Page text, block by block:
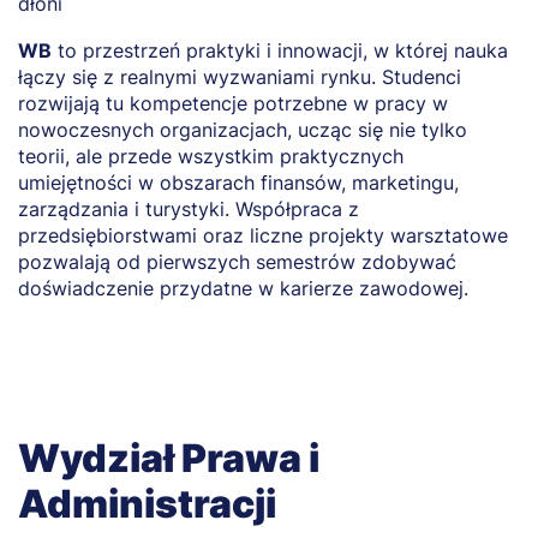
Portret ekspresowy i szkicownik z wyobraźni
Prezentacje oprogramowania
Projektowanie Visual Novels z AI
Sitodruk – wykład i warsztat druku na tkaninach
Warsztaty VR
Wywoływanie filmu analogowego i fotografia
studyjna
Wykład „Innowacje szansą na sukces”
według koncepcji PNF, warsztat
Holistyczne podejście do zdrowia skóry, warsztat
Oddychamy codziennie, ale czy można lepiej? –
warsztat
Promocja zdrowia i profilaktyka – narzędzie pracy
współczesnej pielęgniarki, warsztat
Rany przewlekłe – z udziałem dermatologa i
chirurga, warsztat
Rolowanie mięśni – „rozciągnij swoją pajęczą sieć”,
warsztat
Co z aktywnością fizyczną w Polsce? – wykład
Zdrowie kobiet – jak może pomóc fizjoterapia? –
wykład
WB to przestrzeń praktyki i innowacji, w której nauka
łączy się z realnymi wyzwaniami rynku. Studenci
rozwijają tu kompetencje potrzebne w pracy w
nowoczesnych organizacjach, ucząc się nie tylko
teorii, ale przede wszystkim praktycznych
umiejętności w obszarach finansów, marketingu,
zarządzania i turystyki. Współpraca z
przedsiębiorstwami oraz liczne projekty warsztatowe
pozwalają od pierwszych semestrów zdobywać
doświadczenie przydatne w karierze zawodowej.
Wydział Prawa i
Administracji